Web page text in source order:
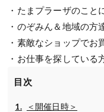
・たまプラーザのこと
・のぞみん＆地域の方
・素敵なショップでお
・お仕事を探している
目次
＜開催日時＞